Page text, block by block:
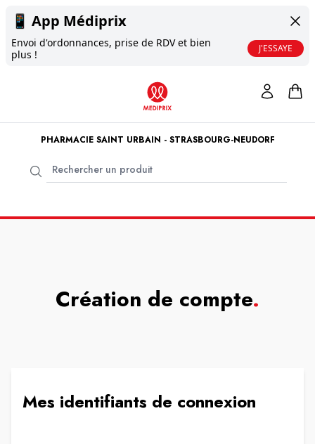
📱 App Médiprix
Envoi d'ordonnances, prise de RDV et bien
plus !
J'ESSAYE
PHARMACIE SAINT URBAIN - STRASBOURG-NEUDORF
Création de compte.
Mes identifiants de connexion